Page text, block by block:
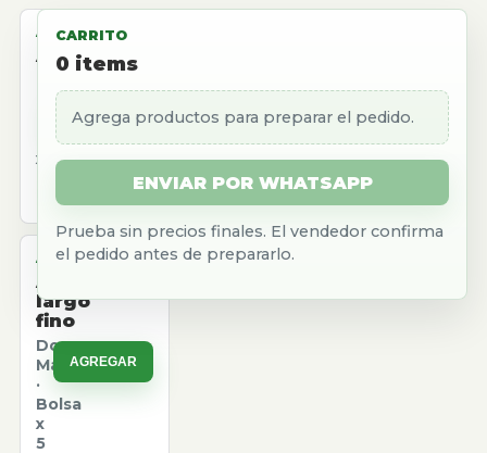
ALMACEN
Aceite
girasol
Natura
Caja
x
AGREGAR
ALMACEN
Arroz
largo
fino
Don
Marcos
·
Bolsa
x
5
AGREGAR
CARRITO
0 items
Agrega productos para preparar el pedido.
ENVIAR POR WHATSAPP
Prueba sin precios finales. El vendedor confirma
el pedido antes de prepararlo.